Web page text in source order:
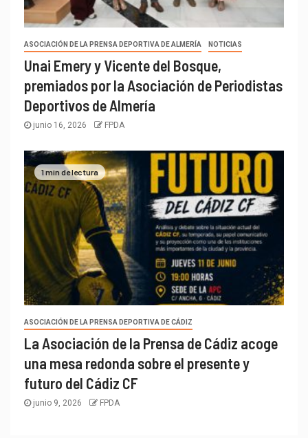
ASOCIACIÓN DE LA PRENSA DEPORTIVA DE ALMERÍA NOTICIAS
Unai Emery y Vicente del Bosque,
premiados por la Asociación de Periodistas
Deportivos de Almería
junio 16, 2026 FPDA
1 min de lectura
ASOCIACIÓN DE LA PRENSA DEPORTIVA DE CÁDIZ
La Asociación de la Prensa de Cádiz acoge
una mesa redonda sobre el presente y
futuro del Cádiz CF
junio 9, 2026 FPDA